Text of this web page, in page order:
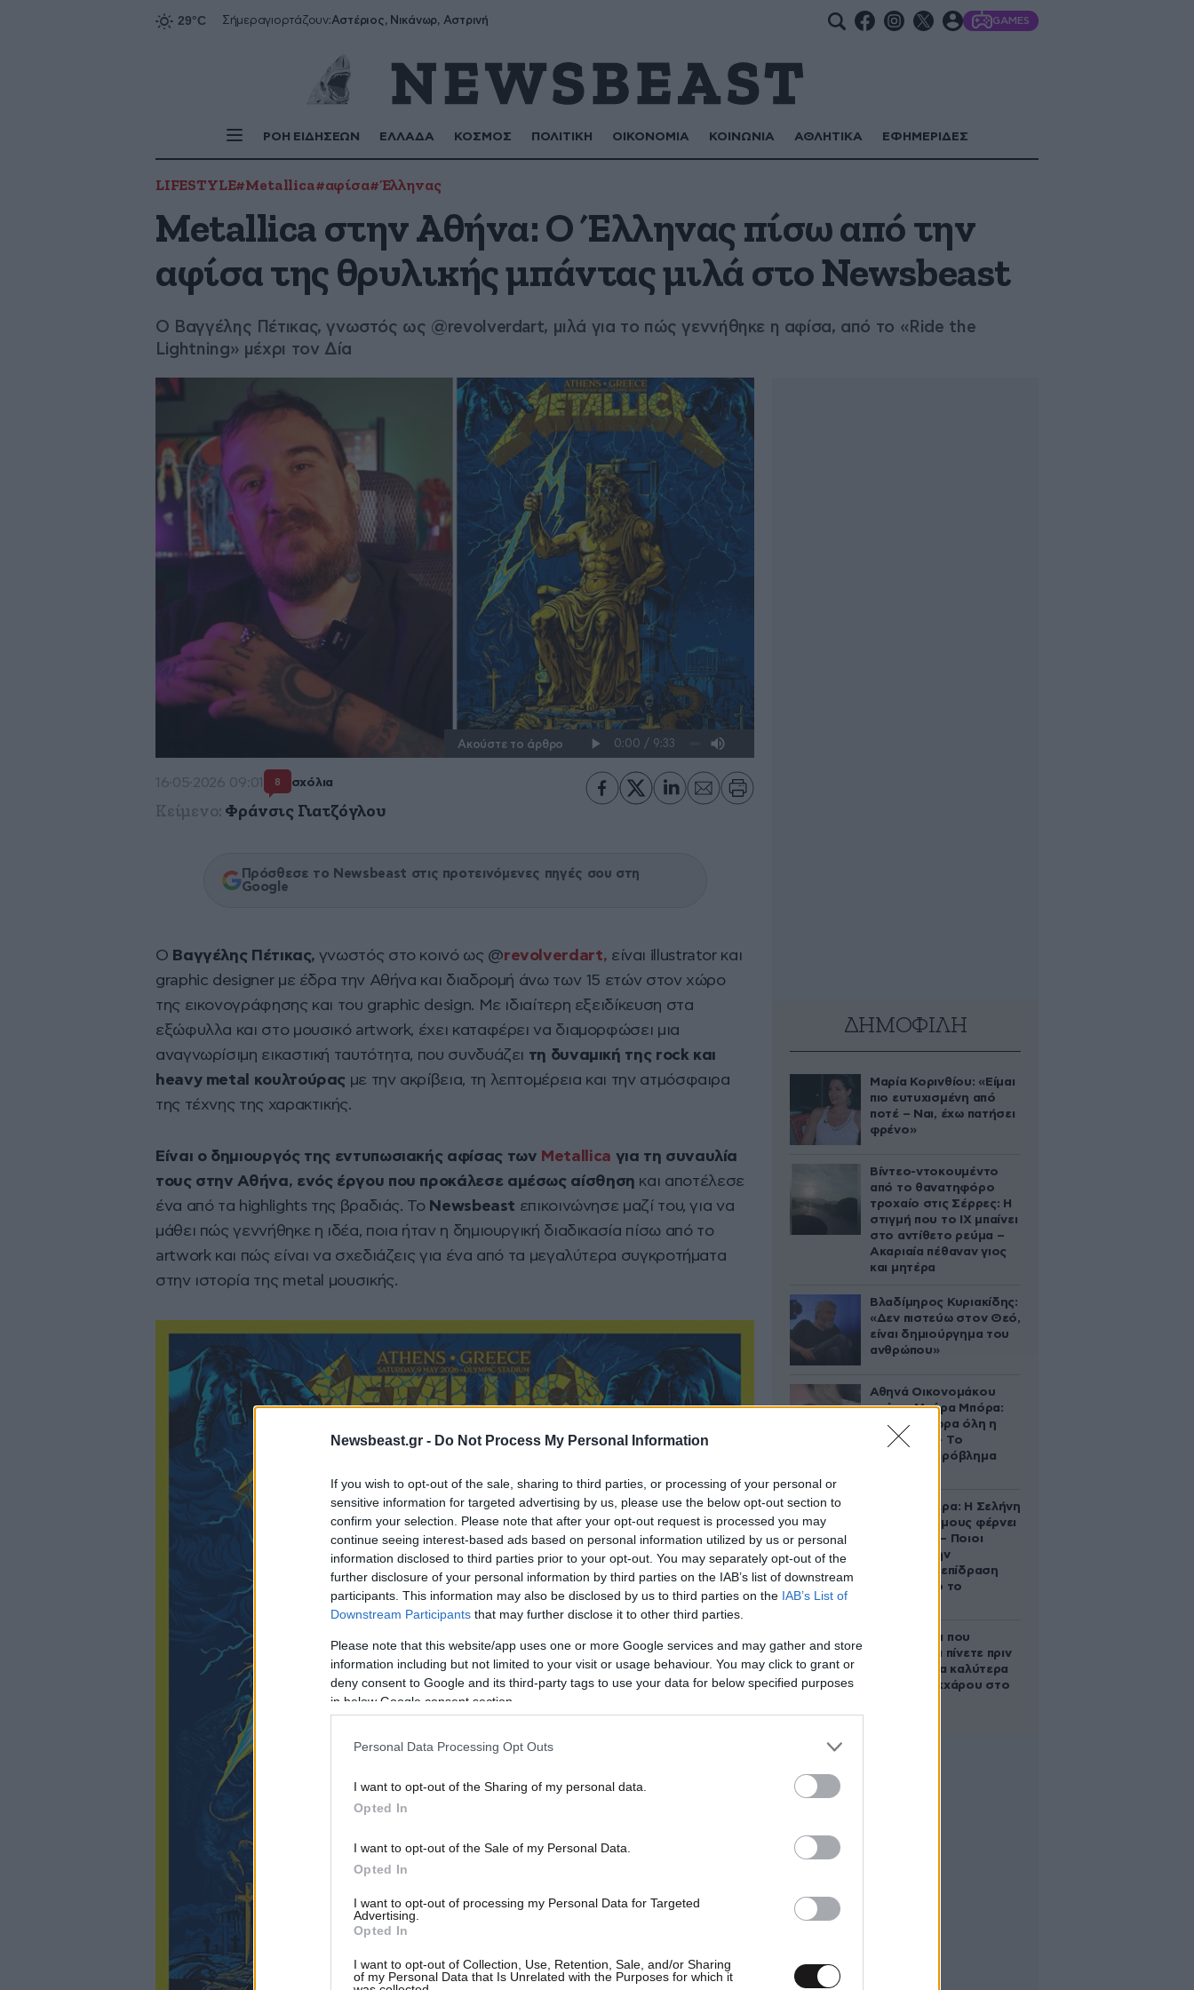
Newsbeast.gr - Do Not Process My Personal Information
If you wish to opt-out of the sale, sharing to third parties, or processing of your personal or
sensitive information for targeted advertising by us, please use the below opt-out section to
confirm your selection. Please note that after your opt-out request is processed you may
continue seeing interest-based ads based on personal information utilized by us or personal
information disclosed to third parties prior to your opt-out. You may separately opt-out of the
further disclosure of your personal information by third parties on the IAB’s list of downstream
participants. This information may also be disclosed by us to third parties on the IAB’s List of
Downstream Participants that may further disclose it to other third parties.
Please note that this website/app uses one or more Google services and may gather and store
information including but not limited to your visit or usage behaviour. You may click to grant or
deny consent to Google and its third-party tags to use your data for below specified purposes
in below Google consent section.
Personal Data Processing Opt Outs
I want to opt-out of the Sharing of my personal data.
Opted In
I want to opt-out of the Sale of my Personal Data.
Opted In
I want to opt-out of processing my Personal Data for Targeted
Advertising.
Opted In
I want to opt-out of Collection, Use, Retention, Sale, and/or Sharing
of my Personal Data that Is Unrelated with the Purposes for which it
Σήμεραγιορτάζουν:Αστέριος, Νικάνωρ, Αστρινή GAMES
ΡΟΗ ΕΙΔΗΣΕΩΝ ΕΛΛΑΔΑ ΚΟΣΜΟΣ ΠΟΛΙΤΙΚΗ ΟΙΚΟΝΟΜΙΑ ΚΟΙΝΩΝΙΑ ΑΘΛΗΤΙΚΑ ΕΦΗΜΕΡΙΔΕΣ
LIFESTYLE#Metallica#αφίσα#Έλληνας
Metallica στην Αθήνα: Ο Έλληνας πίσω από την
αφίσα της θρυλικής μπάντας μιλά στο Newsbeast
Ο Βαγγέλης Πέτικας, γνωστός ως @revolverdart, μιλά για το πώς γεννήθηκε η αφίσα, από το «Ride the
Lightning» μέχρι τον Δία
Ακούστε το άρθρο
16·05·2026 09:01 8 σχόλια
Κείμενο: Φράνσις Γιατζόγλου
Πρόσθεσε το Newsbeast στις προτεινόμενες πηγές σου στη
Google
Ο Βαγγέλης Πέτικας, γνωστός στο κοινό ως @revolverdart, είναι illustrator και
graphic designer με έδρα την Αθήνα και διαδρομή άνω των 15 ετών στον χώρο
της εικονογράφησης και του graphic design. Με ιδιαίτερη εξειδίκευση στα
εξώφυλλα και στο μουσικό artwork, έχει καταφέρει να διαμορφώσει μια
αναγνωρίσιμη εικαστική ταυτότητα, που συνδυάζει τη δυναμική της rock και
heavy metal κουλτούρας με την ακρίβεια, τη λεπτομέρεια και την ατμόσφαιρα
της τέχνης της χαρακτικής.
Είναι ο δημιουργός της εντυπωσιακής αφίσας των Metallica για τη συναυλία
τους στην Αθήνα, ενός έργου που προκάλεσε αμέσως αίσθηση και αποτέλεσε
ένα από τα highlights της βραδιάς. Το Newsbeast επικοινώνησε μαζί του, για να
μάθει πώς γεννήθηκε η ιδέα, ποια ήταν η δημιουργική διαδικασία πίσω από το
artwork και πώς είναι να σχεδιάζεις για ένα από τα μεγαλύτερα συγκροτήματα
στην ιστορία της metal μουσικής.
ΔΗΜΟΦΙΛΗ
Μαρία Κορινθίου: «Είμαι
πιο ευτυχισμένη από
ποτέ – Ναι, έχω πατήσει
φρένο»
Βίντεο-ντοκουμέντο
από το θανατηφόρο
τροχαίο στις Σέρρες: Η
στιγμή που το ΙΧ μπαίνει
στο αντίθετο ρεύμα –
Ακαριαία πέθαναν γιος
και μητέρα
Βλαδίμηρος Κυριακίδης:
«Δεν πιστεύω στον Θεό,
είναι δημιούργημα του
ανθρώπου»
Αθηνά Οικονομάκου
από τα Μπόρα Μπόρα:
«Έσκασε τώρα όλη η
κούραση» – Το
απρόοπτο πρόβλημα
Ζώδια σήμερα: Η Σελήνη
στους Διδύμους φέρνει
ανατροπές – Ποιοι
δέχονται την
ευεργετική επίδραση
του Δία από το
5 ροφήματα που
μπορείτε να πίνετε πριν
τον ύπνο για καλύτερα
επίπεδα σακχάρου στο